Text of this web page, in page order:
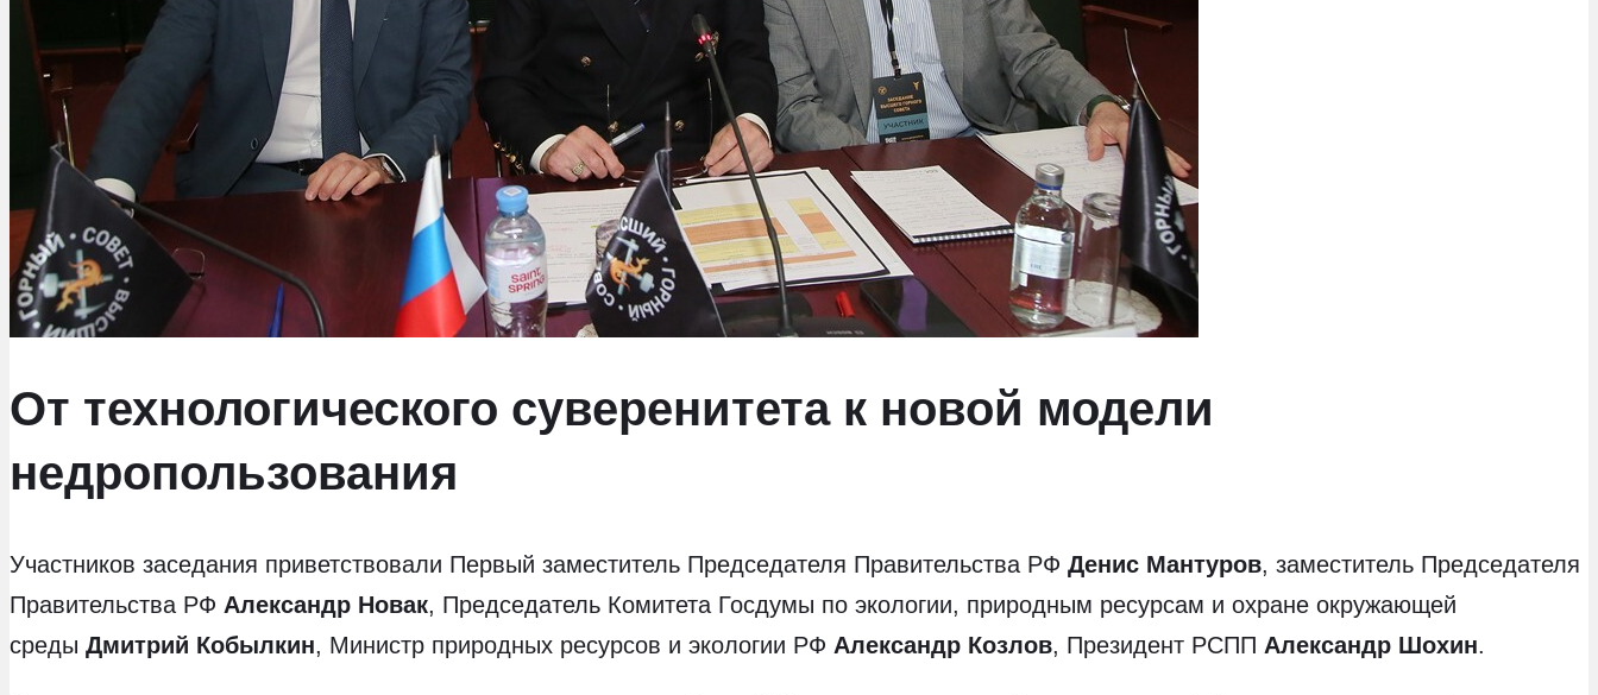
От технологического суверенитета к новой модели
недропользования
Участников заседания приветствовали Первый заместитель Председателя Правительства РФ Денис Мантуров, заместитель Председателя
Правительства РФ Александр Новак, Председатель Комитета Госдумы по экологии, природным ресурсам и охране окружающей
среды Дмитрий Кобылкин, Министр природных ресурсов и экологии РФ Александр Козлов, Президент РСПП Александр Шохин.